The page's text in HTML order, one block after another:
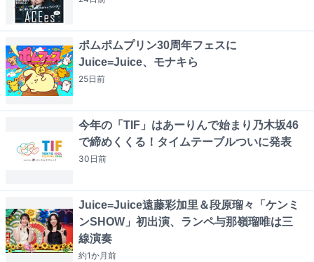
ポムポムプリン30周年フェスに
Juice=Juice、モナキら
25日前
今年の「TIF」はあーりんで始まり乃木坂46
で締めくくる！タイムテーブルついに発表
30日前
Juice=Juice遠藤彩加里＆段原瑠々「ケンミ
ンSHOW」初出演、ランペ与那嶺瑠唯は三
線演奏
約1か月前